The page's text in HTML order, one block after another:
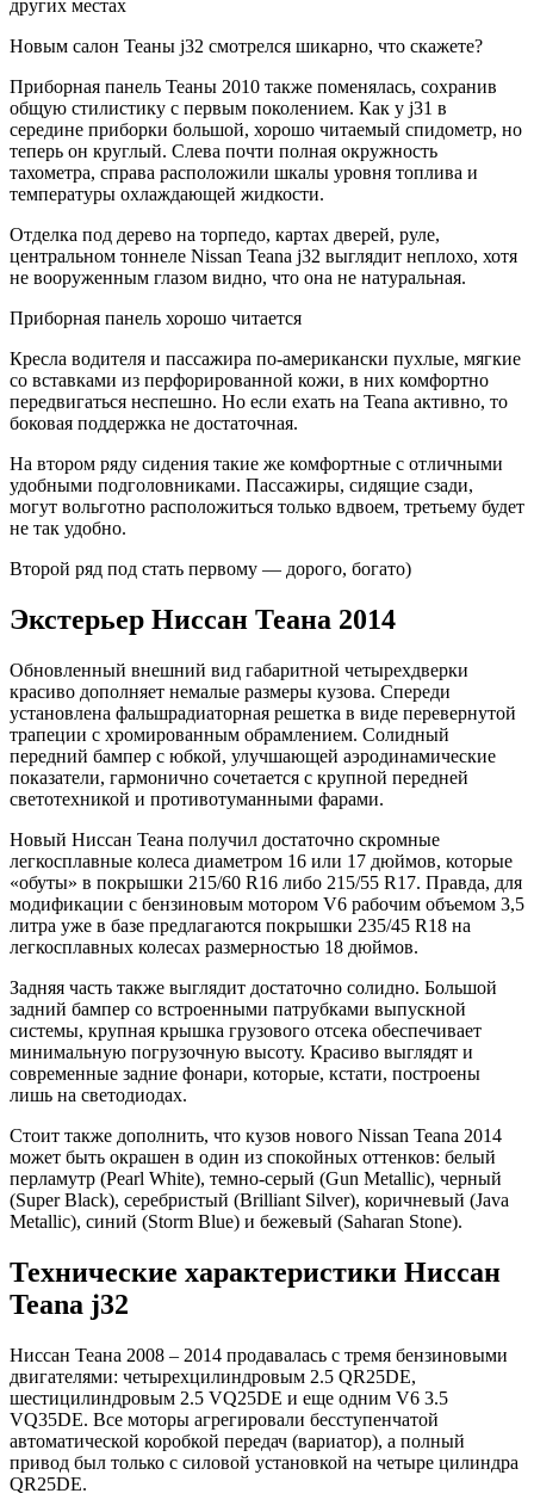
других местах
Новым салон Теаны j32 смотрелся шикарно, что скажете?
Приборная панель Теаны 2010 также поменялась, сохранив
общую стилистику с первым поколением. Как у j31 в
середине приборки большой, хорошо читаемый спидометр, но
теперь он круглый. Слева почти полная окружность
тахометра, справа расположили шкалы уровня топлива и
температуры охлаждающей жидкости.
Отделка под дерево на торпедо, картах дверей, руле,
центральном тоннеле Nissan Teana j32 выглядит неплохо, хотя
не вооруженным глазом видно, что она не натуральная.
Приборная панель хорошо читается
Кресла водителя и пассажира по-американски пухлые, мягкие
со вставками из перфорированной кожи, в них комфортно
передвигаться неспешно. Но если ехать на Teana активно, то
боковая поддержка не достаточная.
На втором ряду сидения такие же комфортные с отличными
удобными подголовниками. Пассажиры, сидящие сзади,
могут вольготно расположиться только вдвоем, третьему будет
не так удобно.
Второй ряд под стать первому — дорого, богато)
Экстерьер Ниссан Теана 2014
Обновленный внешний вид габаритной четырехдверки
красиво дополняет немалые размеры кузова. Спереди
установлена фальшрадиаторная решетка в виде перевернутой
трапеции с хромированным обрамлением. Солидный
передний бампер с юбкой, улучшающей аэродинамические
показатели, гармонично сочетается с крупной передней
светотехникой и противотуманными фарами.
Новый Ниссан Теана получил достаточно скромные
легкосплавные колеса диаметром 16 или 17 дюймов, которые
«обуты» в покрышки 215/60 R16 либо 215/55 R17. Правда, для
модификации с бензиновым мотором V6 рабочим объемом 3,5
литра уже в базе предлагаются покрышки 235/45 R18 на
легкосплавных колесах размерностью 18 дюймов.
Задняя часть также выглядит достаточно солидно. Большой
задний бампер со встроенными патрубками выпускной
системы, крупная крышка грузового отсека обеспечивает
минимальную погрузочную высоту. Красиво выглядят и
современные задние фонари, которые, кстати, построены
лишь на светодиодах.
Стоит также дополнить, что кузов нового Nissan Teana 2014
может быть окрашен в один из спокойных оттенков: белый
перламутр (Pearl White), темно-серый (Gun Metallic), черный
(Super Black), серебристый (Brilliant Silver), коричневый (Java
Metallic), синий (Storm Blue) и бежевый (Saharan Stone).
Технические характеристики Ниссан
Teana j32
Ниссан Теана 2008 – 2014 продавалась с тремя бензиновыми
двигателями: четырехцилиндровым 2.5 QR25DE,
шестицилиндровым 2.5 VQ25DE и еще одним V6 3.5
VQ35DE. Все моторы агрегировали бесступенчатой
автоматической коробкой передач (вариатор), а полный
привод был только с силовой установкой на четыре цилиндра
QR25DE.